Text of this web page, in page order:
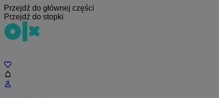
Przejdź do głównej części
Przejdź do stopki